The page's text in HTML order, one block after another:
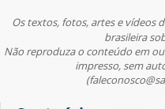
Os textos, fotos, artes e vídeos
brasileira
Não reproduza o conteúdo em
impresso, sem